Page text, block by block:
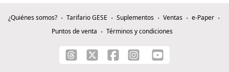
¿Quiénes somos? Tarifario GESE Suplementos Ventas
e-Paper
Puntos de venta
Términos y condiciones